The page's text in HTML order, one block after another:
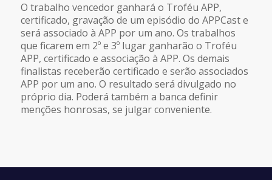
O trabalho vencedor ganhará o Troféu APP,
certificado, gravação de um episódio do APPCast e
será associado à APP por um ano. Os trabalhos
que ficarem em 2º e 3º lugar ganharão o Troféu
APP, certificado e associação à APP. Os demais
finalistas receberão certificado e serão associados
APP por um ano. O resultado será divulgado no
próprio dia. Poderá também a banca definir
menções honrosas, se julgar conveniente.